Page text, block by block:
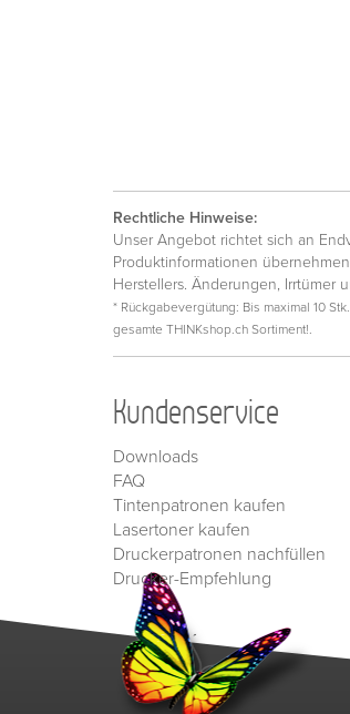
Rechtliche Hinweise:
Unser Angebot richtet sich an
Produktinformationen
Herstellers. Änderungen, Irrtümer
* Rückgabevergütung: Bis maximal 10
gesamte THINKshop.ch Sortiment!.
Kundenservice
Downloads
FAQ
Tintenpatronen kaufen
Lasertoner kaufen
Druckerpatronen nachfüllen
Drucker-Empfehlung